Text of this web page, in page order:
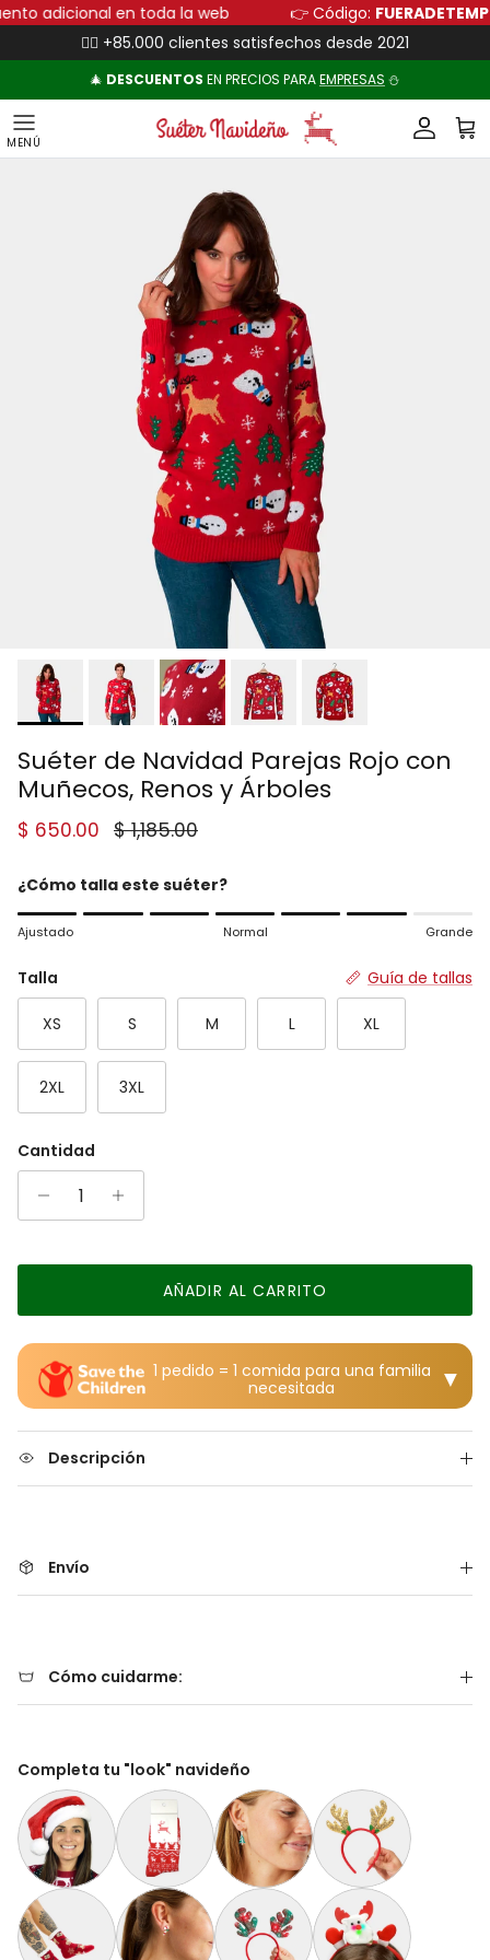
Ir al contenidoadicional en toda la web 👉 Código:
👍🏻 +85.000 clientes satisfechos desde 2021
🎄 DESCUENTOS EN PRECIOS PARAEMPRESAS ⛄
Cuenta
Suéter de Navidad Parejas Rojo con
Muñecos, Renos y Árboles
Precio de venta
$ 650.00 Precio normal
$ 1,185.00
¿Cómo talla este suéter?
Rating of 1 means Ajustado.
Rating of 7 means Grande.
The rating of this product for "" is 6.
Ajustado Normal Grande
Talla Guía de tallas
XS S M L XL
2XL 3XL
Cantidad
AÑADIR AL CARRITO
1 pedido = 1 comida para una familia
necesitada
▼
Descripción
Envío
Cómo cuidarme:
Completa tu "look" navideño
Gorro Navideño Santa Claus Suave y Gordito para Adultos
Calcetines Navideñas Unisex Renos Rojo
Aretes de Navidad Árbol de Navidad
Diadema Navideña de